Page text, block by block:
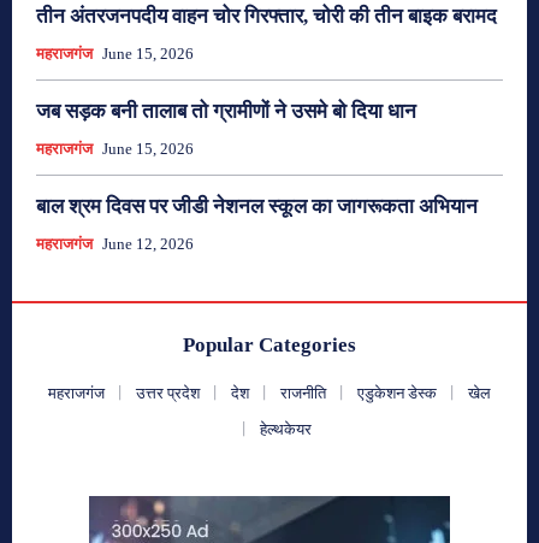
तीन अंतरजनपदीय वाहन चोर गिरफ्तार, चोरी की तीन बाइक बरामद
महराजगंज June 15, 2026
जब सड़क बनी तालाब तो ग्रामीणों ने उसमे बो दिया धान
महराजगंज June 15, 2026
बाल श्रम दिवस पर जीडी नेशनल स्कूल का जागरूकता अभियान
महराजगंज June 12, 2026
Popular Categories
महराजगंज उत्तर प्रदेश देश राजनीति एडुकेशन डेस्क
खेल
हेल्थकेयर